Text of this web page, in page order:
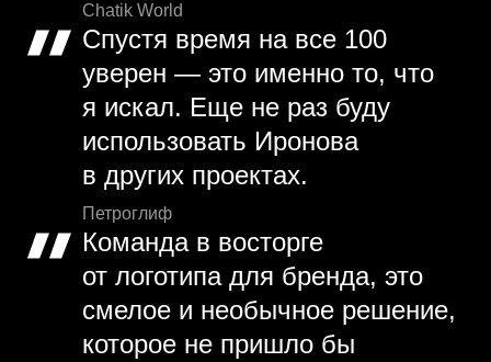
Chatik World
Спустя время на все 100
уверен — это именно то, что
я искал. Еще не раз буду
использовать Иронова
в других проектах.
Петроглиф
Команда в восторге
от логотипа для бренда, это
смелое и необычное решение,
которое не пришло бы